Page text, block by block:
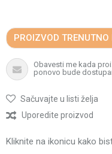
PROIZVOD
Obavesti me kada
ponovo bude
Sačuvajte u listi želja
Uporedite proizvod
Kliknite na ikonicu kako